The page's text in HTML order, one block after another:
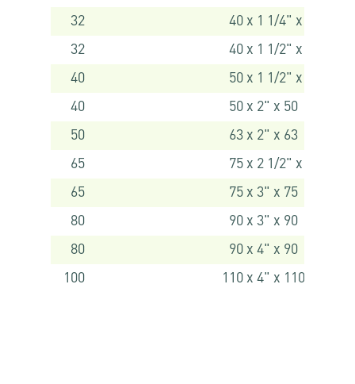
32
40 x 1 1/4" x 40
32
40 x 1 1/2" x 40
40
50 x 1 1/2" x 50
40
50 x 2" x 50
50
63 x 2" x 63
65
75 x 2 1/2" x 75
65
75 x 3" x 75
80
90 x 3" x 90
80
90 x 4" x 90
100
110 x 4" x 110